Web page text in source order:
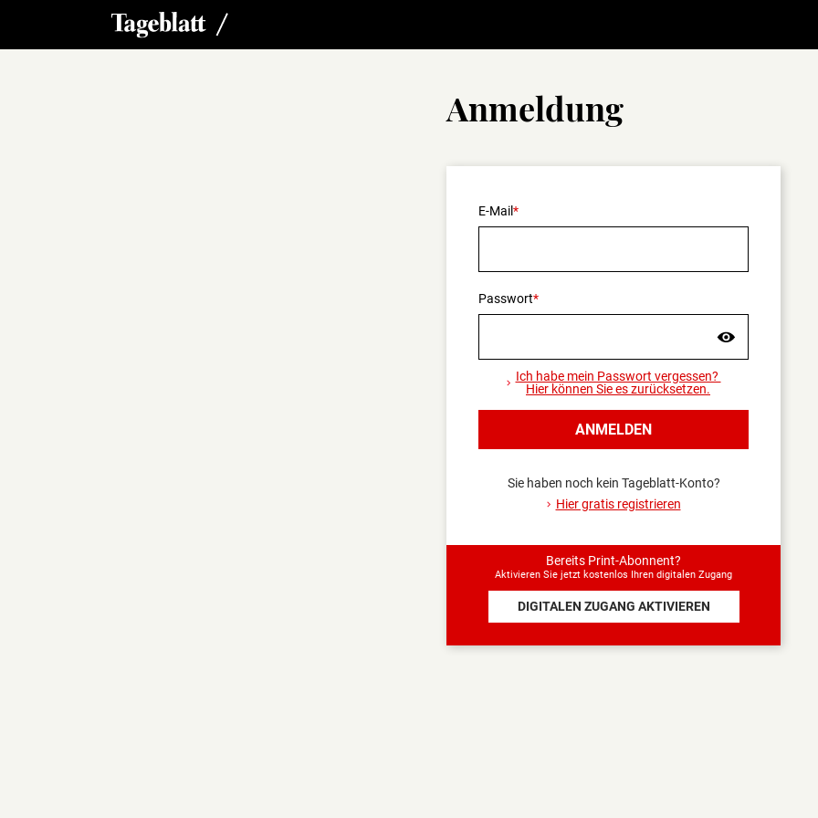
Sind Sie sicher, dass Sie
sich abmelden wollen?
die Abonnenten
vorbehalten sind.
JA NEIN
Anmeldung
E-Mail
Passwort
Ich habe mein Passwort vergessen?
Hier können Sie es zurücksetzen.
ANMELDEN
Sie haben noch kein Tageblatt-Konto?
Hier gratis registrieren
Bereits Print-Abonnent?
Aktivieren Sie jetzt kostenlos Ihren digitalen Zugang
DIGITALEN ZUGANG AKTIVIEREN